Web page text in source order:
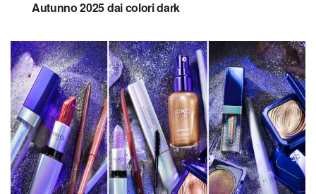
Autunno 2025 dai colori dark